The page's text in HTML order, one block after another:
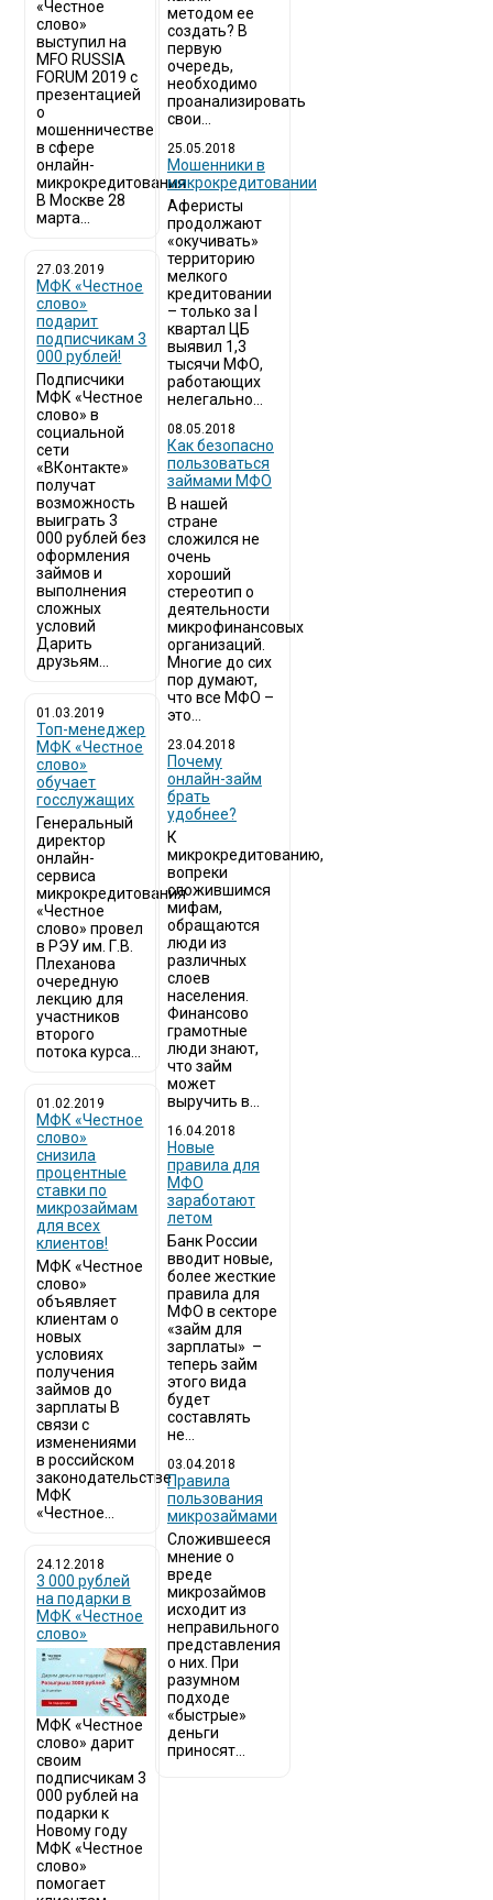
«Честное
слово»
выступил на
MFO RUSSIA
FORUM 2019 с
презентацией
о
мошенничестве
в сфере
онлайн-
микрокредитования
В Москве 28
марта...
27.03.2019
МФК «Честное
слово»
подарит
подписчикам 3
000 рублей!
Подписчики
МФК «Честное
слово» в
социальной
сети
«ВКонтакте»
получат
возможность
выиграть 3
000 рублей без
оформления
займов и
выполнения
сложных
условий
Дарить
друзьям...
01.03.2019
Топ-менеджер
МФК «Честное
слово»
обучает
госслужащих
Генеральный
директор
онлайн-
сервиса
микрокредитования
«Честное
слово» провел
в РЭУ им. Г.В.
Плеханова
очередную
лекцию для
участников
второго
потока курса...
01.02.2019
МФК «Честное
слово»
снизила
процентные
ставки по
микрозаймам
для всех
клиентов!
МФК «Честное
слово»
объявляет
клиентам о
новых
условиях
получения
займов до
зарплаты В
связи с
изменениями
в российском
законодательстве
МФК
«Честное...
24.12.2018
3 000 рублей
на подарки в
МФК «Честное
слово»
МФК «Честное
слово» дарит
своим
подписчикам 3
000 рублей на
подарки к
Новому году
МФК «Честное
слово»
помогает
методом ее
создать? В
первую
очередь,
необходимо
проанализировать
свои...
25.05.2018
Мошенники в
микрокредитовании
Аферисты
продолжают
«окучивать»
территорию
мелкого
кредитовании
– только за I
квартал ЦБ
выявил 1,3
тысячи МФО,
работающих
нелегально...
08.05.2018
Как безопасно
пользоваться
займами МФО
В нашей
стране
сложился не
очень
хороший
стереотип о
деятельности
микрофинансовых
организаций.
Многие до сих
пор думают,
что все МФО –
это...
23.04.2018
Почему
онлайн-займ
брать
удобнее?
К
микрокредитованию,
вопреки
сложившимся
мифам,
обращаются
люди из
различных
слоев
населения.
Финансово
грамотные
люди знают,
что займ
может
выручить в...
16.04.2018
Новые
правила для
МФО
заработают
летом
Банк России
вводит новые,
более жесткие
правила для
МФО в секторе
«займ для
зарплаты» –
теперь займ
этого вида
будет
составлять
не...
03.04.2018
​Правила
пользования
микрозаймами
Сложившееся
мнение о
вреде
микрозаймов
исходит из
неправильного
представления
о них. При
разумном
подходе
«быстрые»
деньги
приносят...